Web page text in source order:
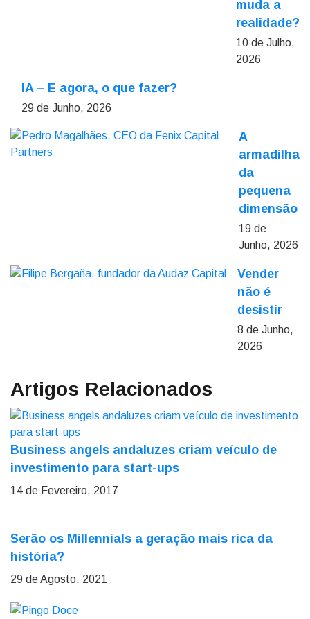
muda a
realidade?
10 de Julho,
2026
IA – E agora, o que fazer?
29 de Junho, 2026
A
armadilha
da
pequena
dimensão
19 de
Junho, 2026
Vender
não é
desistir
8 de Junho,
2026
Artigos Relacionados
Business angels andaluzes criam veículo de
investimento para start-ups
14 de Fevereiro, 2017
Serão os Millennials a geração mais rica da
história?
29 de Agosto, 2021